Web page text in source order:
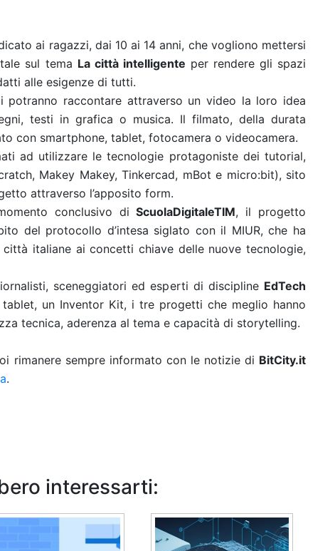
ai ragazzi, dai 10 ai 14 anni, che vogliono mettersi
sul tema La città intelligente per rendere gli spazi
alle esigenze di tutti.
raccontare attraverso un video la loro idea
testi in grafica o musica. Il filmato, della durata
con smartphone, tablet, fotocamera o videocamera.
ad utilizzare le tecnologie protagoniste dei tutorial,
Makey Makey, Tinkercad, mBot e micro:bit), sito
attraverso l’apposito form.
conclusivo di ScuolaDigitaleTIM, il progetto
del protocollo d’intesa siglato con il MIUR, che ha
italiane ai concetti chiave delle nuove tecnologie,
sceneggiatori ed esperti di discipline EdTech
un Inventor Kit, i tre progetti che meglio hanno
tecnica, aderenza al tema e capacità di storytelling.
rimanere sempre informato con le notizie di BitCity.it
.
interessarti: